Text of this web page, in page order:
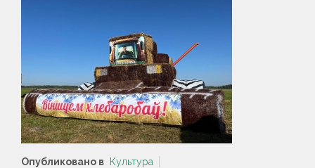
Опубликовано в Культура